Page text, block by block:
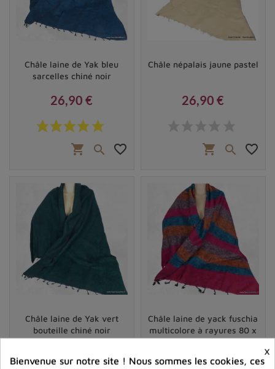
Châle laine de Yak bleu
sarcelles chiné noir
Prix
26,90 €
shopping_cart  favorite_border
Châle népalais jaune pastel
26,90 €
shopping_cart  favorite_border
Châle laine de Yak vert
bouteille chiné noir
26,90 €
Châle laine de yack fuschia
multicolore à rayures 80 x
180 cm
26,90 €
×
Bienvenue sur notre site ! Nous sommes les cookies, ces